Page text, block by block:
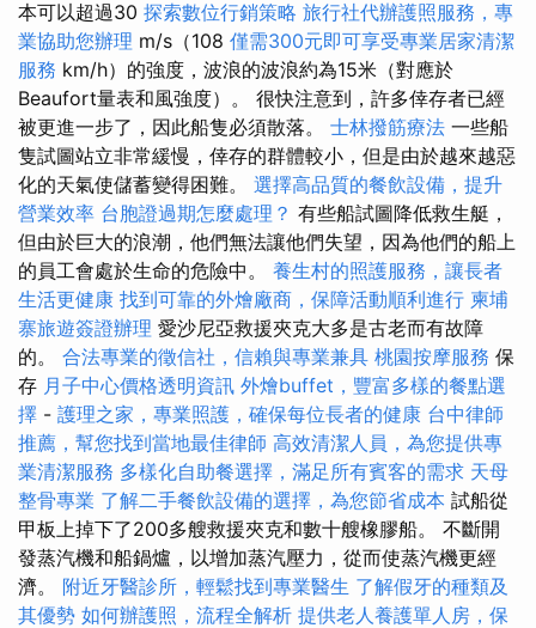
本可以超過30 探索數位行銷策略 旅行社代辦護照服務，專
業協助您辦理 m/s（108 僅需300元即可享受專業居家清潔
服務 km/h）的強度，波浪的波浪約為15米（對應於
Beaufort量表和風強度）。 很快注意到，許多倖存者已經
被更進一步了，因此船隻必須散落。 士林撥筋療法 一些船
隻試圖站立非常緩慢，倖存的群體較小，但是由於越來越惡
化的天氣使儲蓄變得困難。 選擇高品質的餐飲設備，提升
營業效率 台胞證過期怎麼處理？ 有些船試圖降低救生艇，
但由於巨大的浪潮，他們無法讓他們失望，因為他們的船上
的員工會處於生命的危險中。 養生村的照護服務，讓長者
生活更健康 找到可靠的外燴廠商，保障活動順利進行 柬埔
寨旅遊簽證辦理 愛沙尼亞救援夾克大多是古老而有故障
的。 合法專業的徵信社，信賴與專業兼具 桃園按摩服務 保
存 月子中心價格透明資訊 外燴buffet，豐富多樣的餐點選
擇 - 護理之家，專業照護，確保每位長者的健康 台中律師
推薦，幫您找到當地最佳律師 高效清潔人員，為您提供專
業清潔服務 多樣化自助餐選擇，滿足所有賓客的需求 天母
整骨專業 了解二手餐飲設備的選擇，為您節省成本 試船從
甲板上掉下了200多艘救援夾克和數十艘橡膠船。 不斷開
發蒸汽機和船鍋爐，以增加蒸汽壓力，從而使蒸汽機更經
濟。 附近牙醫診所，輕鬆找到專業醫生 了解假牙的種類及
其優勢 如何辦護照，流程全解析 提供老人養護單人房，保